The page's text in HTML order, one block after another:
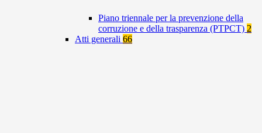
Piano triennale per la prevenzione della
corruzione e della trasparenza (PTPCT) 2
Atti generali 66